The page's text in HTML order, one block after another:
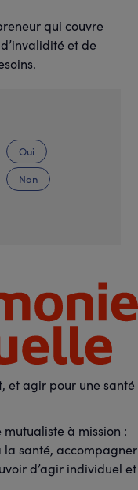
qui couvre
et de
Oui
Non
et agir pour une santé
à mission :
la santé, accompagner
d’agir individuel et